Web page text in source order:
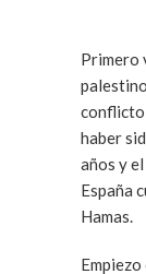
Primero
conflicto
haber
años y
España
Hamas.
Empiezo